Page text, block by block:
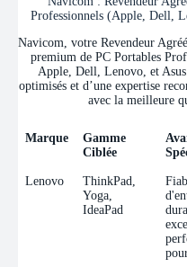
Professionnels (Apple, Dell,
Navicom, votre Revendeur
premium de PC Portables
Apple, Dell, Lenovo, et
optimisés et d’une expertise
avec la meilleure
Marque
Gamme
Ciblée
Marque
Gamme
Ciblée
Lenovo
ThinkPad,
Yoga,
IdeaPad